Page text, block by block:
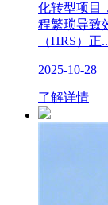
化转型项目
程繁琐导致
（HRS）正
2025-10-28
了解详情